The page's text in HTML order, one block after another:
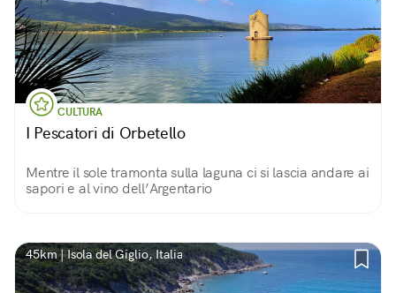
CULTURA
I Pescatori di Orbetello
Mentre il sole tramonta sulla laguna ci si lascia andare ai
sapori e al vino dell’Argentario
45km | Isola del Giglio, Italia